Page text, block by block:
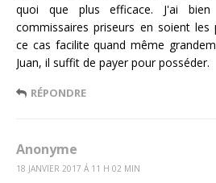
quoi que plus efficace. J'ai
commissaires priseurs en soient
ce cas facilite quand même
Juan, il suffit de payer pour posséder.
RÉPONDRE
Anonyme
18 JANVIER 2017 Á 11 H 02 MIN